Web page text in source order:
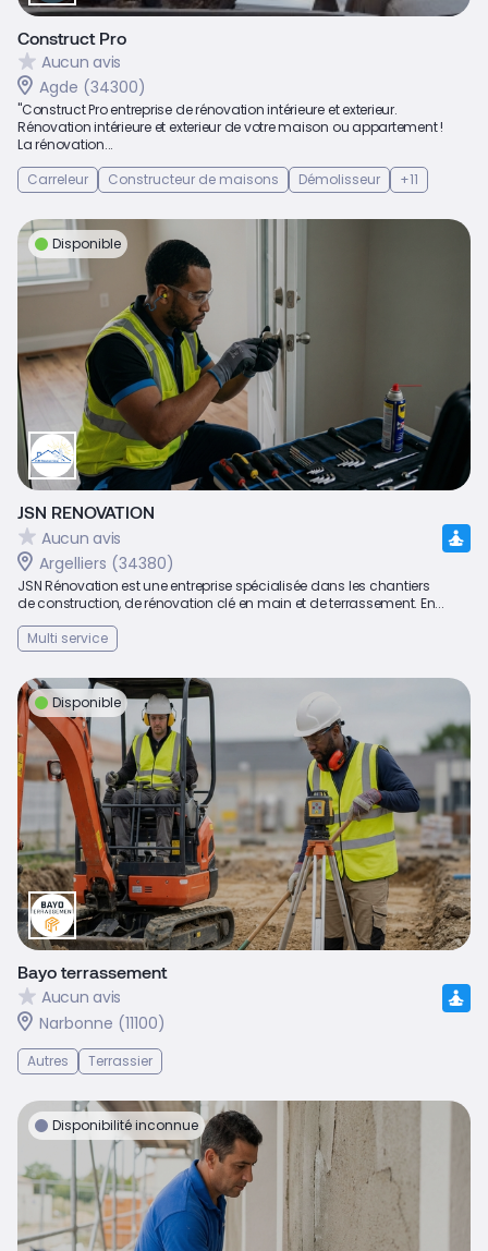
Construct Pro
Aucun avis
Agde (34300)
"Construct Pro entreprise de rénovation intérieure et exterieur.
Rénovation intérieure et exterieur de votre maison ou appartement !
La rénovation...
Carreleur
Constructeur de maisons Démolisseur +11
Disponible
JSN RENOVATION
Aucun avis
Argelliers (34380)
JSN Rénovation est une entreprise spécialisée dans les chantiers
de construction, de rénovation clé en main et de terrassement. En...
Multi service
Disponible
Bayo terrassement
Aucun avis
Narbonne (11100)
Autres Terrassier
Disponibilité inconnue